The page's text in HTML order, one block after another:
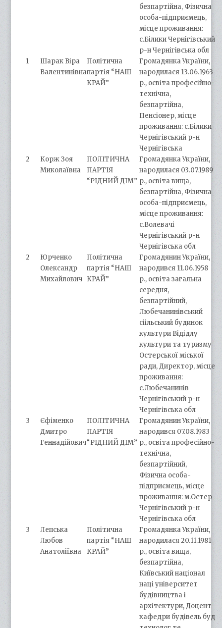
безпартійна, Фізична
особа-підприємець,
місце проживання:
с.Білики Чернігівський
р-н Чернігівська обл
1
Шарак Віра
Валентинівна
Політична
партія “НАШ
КРАЙ”
Громадянка України,
народилася 13.06.1963
р., освіта професійно-
технічна,
безпартійна,
Пенсіонер, місце
проживання: с.Білики
Чернігівський р-н
Чернігівська
2
Корж Зоя
Миколаївна
ПОЛІТИЧНА
ПАРТІЯ
“РІДНИЙ ДІМ”
Громадянка України,
народилася 03.07.1989
р., освіта вища,
безпартійна, Фізична
особа-підприємець,
місце проживання:
с.Волевачі
Чернігівський р-н
Чернігівська обл
2
Юрченко
Олександр
Михайлович
Політична
партія “НАШ
КРАЙ”
Громадянин України,
народився 11.06.1958
р., освіта загальна
середня,
безпартійний,
Любечанинівський
сіільський будинок
культури Відідлу
культури та туризму
Остерської міської
ради, Директор, місце
проживання:
с.Любечанинів
Чернігівський р-н
Чернігівська обл
3
Єфіменко
Дмитро
Геннадійович
ПОЛІТИЧНА
ПАРТІЯ
“РІДНИЙ ДІМ”
Громадянин України,
народився 07.08.1983
р., освіта професійно-
технічна,
безпартійний,
Фізична особа-
підприємець, місце
проживання: м.Остер
Чернігівський р-н
Чернігівська обл
3
Лепська
Любов
Анатоліївна
Політична
партія “НАШ
КРАЙ”
Громадянка України,
народилася 20.11.1981
р., освіта вища,
безпартійна,
Київський націонал
наці університет
будівництва і
архітектури, Доцент
кафедри будівель буд